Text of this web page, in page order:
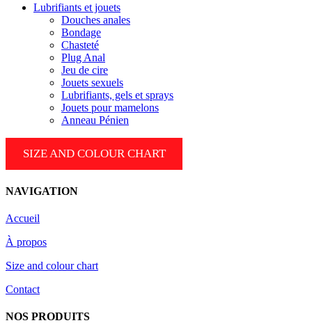
Lubrifiants et jouets
Douches anales
Bondage
Chasteté
Plug Anal
Jeu de cire
Jouets sexuels
Lubrifiants, gels et sprays
Jouets pour mamelons
Anneau Pénien
SIZE AND COLOUR CHART
NAVIGATION
Accueil
À propos
Size and colour chart
Contact
NOS PRODUITS